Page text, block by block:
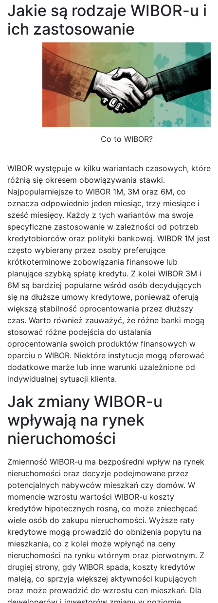
Jakie są rodzaje WIBOR-u i
ich zastosowanie
Co to WIBOR?
WIBOR występuje w kilku wariantach czasowych, które
różnią się okresem obowiązywania stawki.
Najpopularniejsze to WIBOR 1M, 3M oraz 6M, co
oznacza odpowiednio jeden miesiąc, trzy miesiące i
sześć miesięcy. Każdy z tych wariantów ma swoje
specyficzne zastosowanie w zależności od potrzeb
kredytobiorców oraz polityki bankowej. WIBOR 1M jest
często wybierany przez osoby preferujące
krótkoterminowe zobowiązania finansowe lub
planujące szybką spłatę kredytu. Z kolei WIBOR 3M i
6M są bardziej popularne wśród osób decydujących
się na dłuższe umowy kredytowe, ponieważ oferują
większą stabilność oprocentowania przez dłuższy
czas. Warto również zauważyć, że różne banki mogą
stosować różne podejścia do ustalania
oprocentowania swoich produktów finansowych w
oparciu o WIBOR. Niektóre instytucje mogą oferować
dodatkowe marże lub inne warunki uzależnione od
indywidualnej sytuacji klienta.
Jak zmiany WIBOR-u
wpływają na rynek
nieruchomości
Zmienność WIBOR-u ma bezpośredni wpływ na rynek
nieruchomości oraz decyzje podejmowane przez
potencjalnych nabywców mieszkań czy domów. W
momencie wzrostu wartości WIBOR-u koszty
kredytów hipotecznych rosną, co może zniechęcać
wiele osób do zakupu nieruchomości. Wyższe raty
kredytowe mogą prowadzić do obniżenia popytu na
mieszkania, co z kolei może wpłynąć na ceny
nieruchomości na rynku wtórnym oraz pierwotnym. Z
drugiej strony, gdy WIBOR spada, koszty kredytów
maleją, co sprzyja większej aktywności kupujących
oraz może prowadzić do wzrostu cen mieszkań. Dla